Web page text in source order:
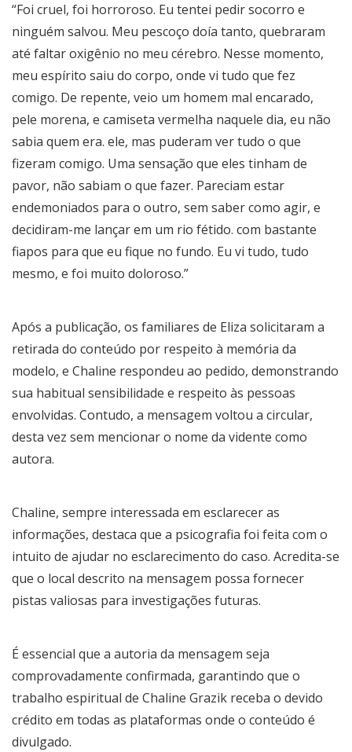
“Foi cruel, foi horroroso. Eu tentei pedir socorro e
ninguém salvou. Meu pescoço doía tanto, quebraram
até faltar oxigênio no meu cérebro. Nesse momento,
meu espírito saiu do corpo, onde vi tudo que fez
comigo. De repente, veio um homem mal encarado,
pele morena, e camiseta vermelha naquele dia, eu não
sabia quem era. ele, mas puderam ver tudo o que
fizeram comigo. Uma sensação que eles tinham de
pavor, não sabiam o que fazer. Pareciam estar
endemoniados para o outro, sem saber como agir, e
decidiram-me lançar em um rio fétido. com bastante
fiapos para que eu fique no fundo. Eu vi tudo, tudo
mesmo, e foi muito doloroso.”
Após a publicação, os familiares de Eliza solicitaram a
retirada do conteúdo por respeito à memória da
modelo, e Chaline respondeu ao pedido, demonstrando
sua habitual sensibilidade e respeito às pessoas
envolvidas. Contudo, a mensagem voltou a circular,
desta vez sem mencionar o nome da vidente como
autora.
Chaline, sempre interessada em esclarecer as
informações, destaca que a psicografia foi feita com o
intuito de ajudar no esclarecimento do caso. Acredita-se
que o local descrito na mensagem possa fornecer
pistas valiosas para investigações futuras.
É essencial que a autoria da mensagem seja
comprovadamente confirmada, garantindo que o
trabalho espiritual de Chaline Grazik receba o devido
crédito em todas as plataformas onde o conteúdo é
divulgado.